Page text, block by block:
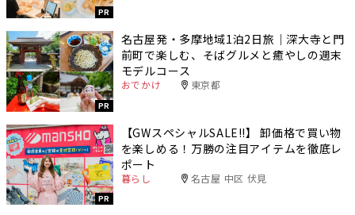
PR
PR
名古屋発・多摩地域1泊2日旅｜深大寺と門
前町で楽しむ、そばグルメと癒やしの週末
モデルコース
おでかけ 東京都
PR
【GWスペシャルSALE‼︎】 卸価格で買い物
を楽しめる！万勝の注目アイテムを徹底レ
ポート
暮らし 名古屋 中区 伏見